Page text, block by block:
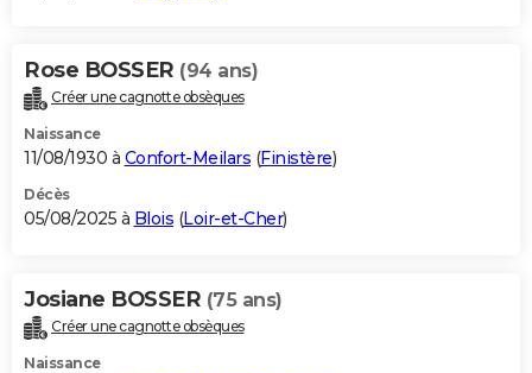
Rose BOSSER (94 ans)
Créer une cagnotte obsèques
Naissance
11/08/1930 à Confort-Meilars (Finistère)
Décès
05/08/2025 à Blois (Loir-et-Cher)
Josiane BOSSER (75 ans)
Créer une cagnotte obsèques
Naissance